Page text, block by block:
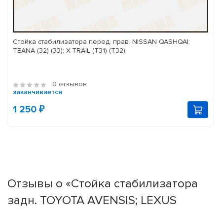
Стойка стабилизатора перед. прав. NISSAN QASHQAI;
TEANA (32) (33); X-TRAIL (T31) (T32)
0 отзывов
заканчивается
1 250 ₽
Отзывы о «Стойка стабилизатора
задн. TOYOTA AVENSIS; LEXUS